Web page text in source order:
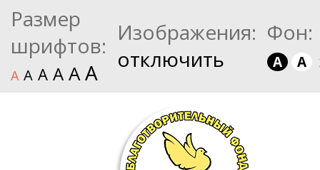
Размер
шрифтов:
A A A A AA
Изображения:
отключить
Фон:
A A